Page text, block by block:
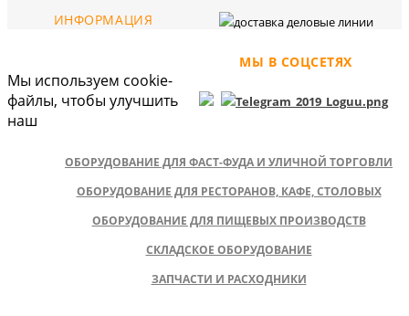
МЫ В СОЦСЕТЯХ
ОБОРУДОВАНИЕ ДЛЯ ФАСТ-ФУДА И УЛИЧНОЙ ТОРГОВЛИ
ОБОРУДОВАНИЕ ДЛЯ РЕСТОРАНОВ, КАФЕ, СТОЛОВЫХ
ОБОРУДОВАНИЕ ДЛЯ ПИЩЕВЫХ ПРОИЗВОДСТВ
СКЛАДСКОЕ ОБОРУДОВАНИЕ
ЗАПЧАСТИ И РАСХОДНИКИ
ИНФОРМАЦИЯ
Мы используем cookie-
файлы, чтобы улучшить
наш